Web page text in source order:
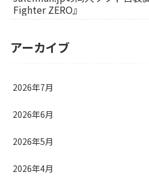
Fighter ZERO』
アーカイブ
2026年7月
2026年6月
2026年5月
2026年4月